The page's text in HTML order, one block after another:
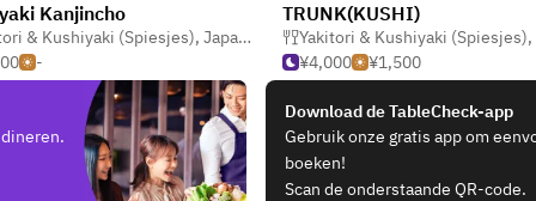
,Eetcafé & Gastro Pub
Kanjincho
& Kushiyaki (Spiesjes), Japans
-
TRUNK(KUSHI)
Yakitori & Kushiyaki (Spiesjes),
¥4,000
¥1,500
Download de TableCheck-app
Gebruik onze gratis app om
boeken!
Scan de onderstaande QR-code.